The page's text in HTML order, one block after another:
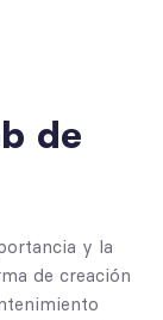
b de
y la
de creación